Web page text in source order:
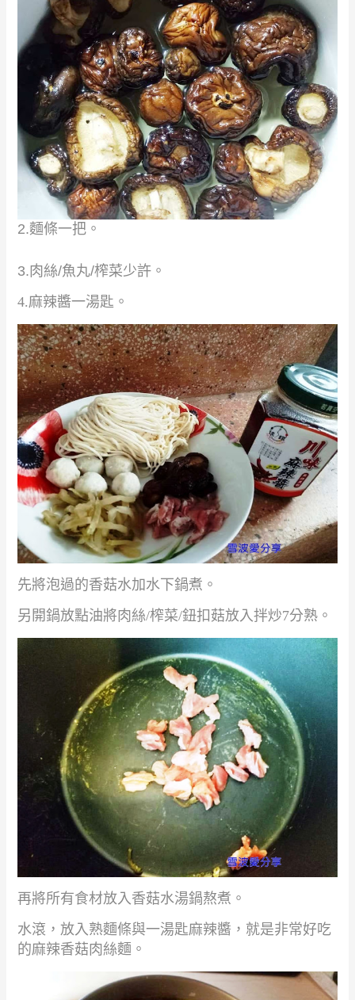
2.麵條一把 。
3.肉絲/魚丸/榨菜少許。
4.麻辣醬一湯匙。
先將泡過的香菇水加水下鍋煮。
另開鍋放點油將肉絲/榨菜/鈕扣菇放入拌炒7分熟。
再將所有食材放入香菇水湯鍋熬煮。
水滾，放入熟麵條與一湯匙麻辣醬，就是非常好吃
的麻辣香菇肉絲麵。